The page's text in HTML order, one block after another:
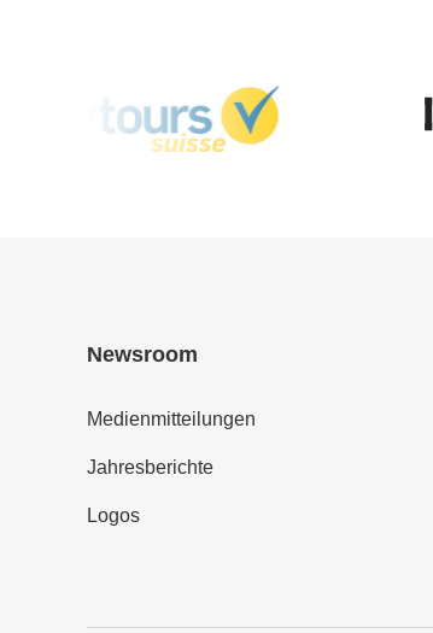
Newsroom
Medienmitteilungen
Jahresberichte
Logos